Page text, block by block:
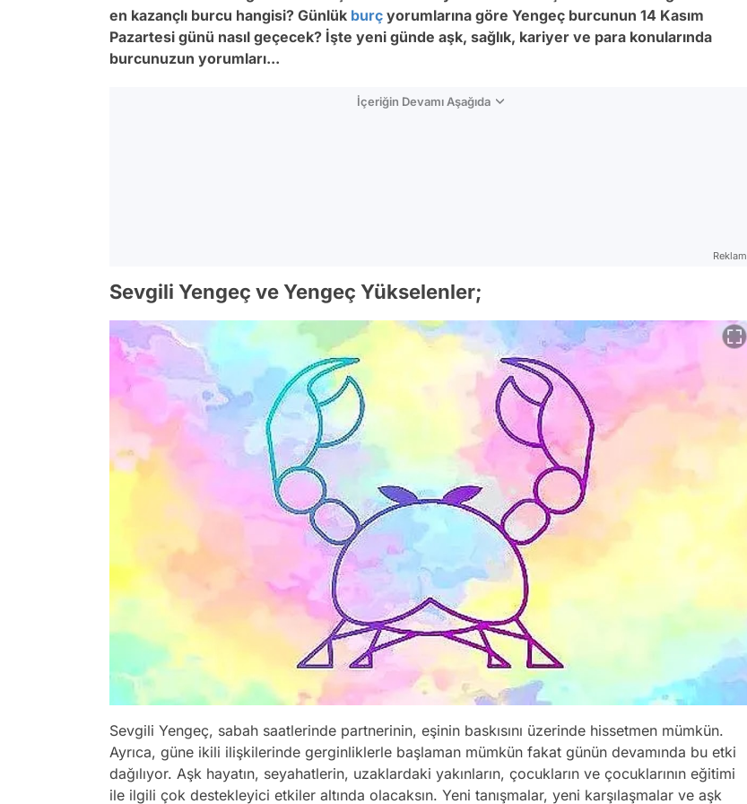
en kazançlı burcu hangisi? Günlük burç yorumlarına göre Yengeç burcunun 14 Kasım
Pazartesi günü nasıl geçecek? İşte yeni günde aşk, sağlık, kariyer ve para konularında
burcunuzun yorumları...
İçeriğin Devamı Aşağıda
Reklam
Sevgili Yengeç ve Yengeç Yükselenler;
Sevgili Yengeç, sabah saatlerinde partnerinin, eşinin baskısını üzerinde hissetmen mümkün.
Ayrıca, güne ikili ilişkilerinde gerginliklerle başlaman mümkün fakat günün devamında bu etki
dağılıyor. Aşk hayatın, seyahatlerin, uzaklardaki yakınların, çocukların ve çocuklarının eğitimi
ile ilgili çok destekleyici etkiler altında olacaksın. Yeni tanışmalar, yeni karşılaşmalar ve aşk